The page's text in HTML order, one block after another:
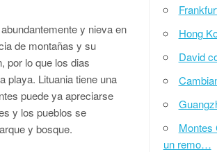
y nieva en
de montañas y su
por lo que los dias
playa. Lituania tiene una
puede ya apreciarse
y los pueblos se
y bosque.
Hong
David
Montes
un remo…